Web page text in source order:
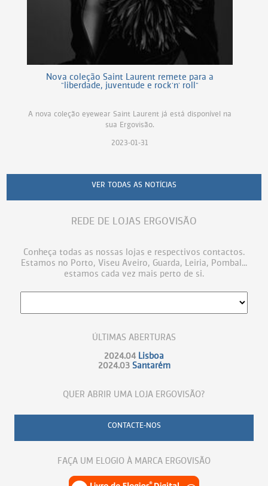
Nova coleção Saint Laurent remete para a
"liberdade, juventude e rock'n' roll"
A nova coleção eyewear Saint Laurent já está disponível na
sua Ergovisão.
2023-01-31
VER TODAS AS NOTÍCIAS
REDE DE LOJAS ERGOVISÃO
Conheça todas as nossas lojas e respectivos contactos.
Estamos no Porto, Viseu Aveiro, Guarda, Leiria, Pombal...
estamos cada vez mais perto de si.
ÚLTIMAS ABERTURAS
2024.04 Lisboa
2024.03 Santarém
QUER ABRIR UMA LOJA ERGOVISÃO?
CONTACTE-NOS
FAÇA UM ELOGIO À MARCA ERGOVISÃO